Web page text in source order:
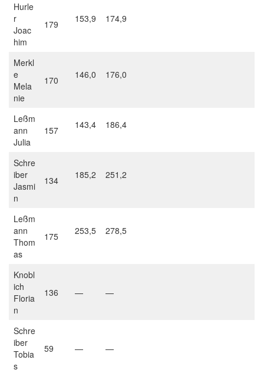
Hurle
r
Joac
him
179 153,9 174,9
Merkl
e
Mela
nie
170 146,0 176,0
Leßm
ann
Julia
157 143,4 186,4
Schre
iber
Jasmi
n
134 185,2 251,2
Leßm
ann
Thom
as
175 253,5 278,5
Knobl
ich
Floria
n
136 — —
Schre
iber
Tobia
s
59 — —